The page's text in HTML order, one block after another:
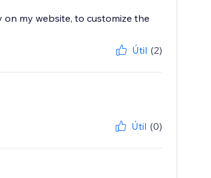
my website, to customize the
Útil (2)
Útil (0)